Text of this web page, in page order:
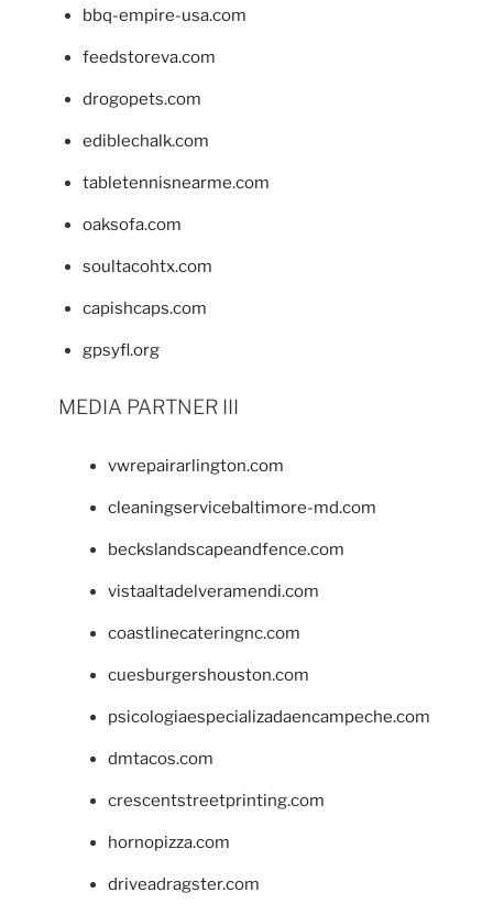
bbq-empire-usa.com
feedstoreva.com
drogopets.com
ediblechalk.com
tabletennisnearme.com
oaksofa.com
soultacohtx.com
capishcaps.com
gpsyfl.org
MEDIA PARTNER III
vwrepairarlington.com
cleaningservicebaltimore-md.com
beckslandscapeandfence.com
vistaaltadelveramendi.com
coastlinecateringnc.com
cuesburgershouston.com
psicologiaespecializadaencampeche.com
dmtacos.com
crescentstreetprinting.com
hornopizza.com
driveadragster.com